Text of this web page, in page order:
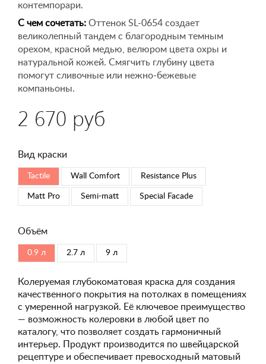
контемпорари.
С чем сочетать: Оттенок SL-0654 создает
великолепный тандем с благородным темным
орехом, красной медью, велюром цвета охры и
натуральной кожей. Смягчить глубину цвета
помогут сливочные или нежно-бежевые
компаньоны.
2 670 руб
Вид краски
Tactile Wall Comfort Resistance Plus
Matt Pro Semi-matt Special Faсade
Объём
0.9 л 2.7 л 9 л
Колеруемая глубокоматовая краска для создания
качественного покрытия на потолках в помещениях
с умеренной нагрузкой. Её ключевое преимущество
— возможность колеровки в любой цвет по
каталогу, что позволяет создать гармоничный
интерьер. Продукт производится по швейцарской
рецептуре и обеспечивает превосходный матовый